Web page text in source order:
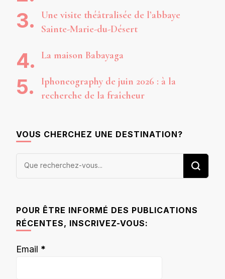
Une visite théâtralisée de l’abbaye
Sainte-Marie-du-Désert
La maison Babayaga
Iphoneography de juin 2026 : à la
recherche de la fraîcheur
VOUS CHERCHEZ UNE DESTINATION?
Vous
POUR ÊTRE INFORMÉ DES PUBLICATIONS
RÉCENTES, INSCRIVEZ-VOUS:
Email *